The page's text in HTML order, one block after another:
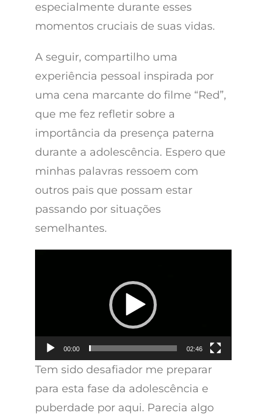
especialmente durante esses
momentos cruciais de suas vidas.
A seguir, compartilho uma
experiência pessoal inspirada por
uma cena marcante do filme “Red”,
que me fez refletir sobre a
importância da presença paterna
durante a adolescência. Espero que
minhas palavras ressoem com
outros pais que possam estar
passando por situações
semelhantes.
00:00 02:46
Tem sido desafiador me preparar
para esta fase da adolescência e
puberdade por aqui. Parecia algo